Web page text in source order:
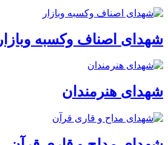
شهدای اصناف وکسبه وبازار
شهدای هنرمندان